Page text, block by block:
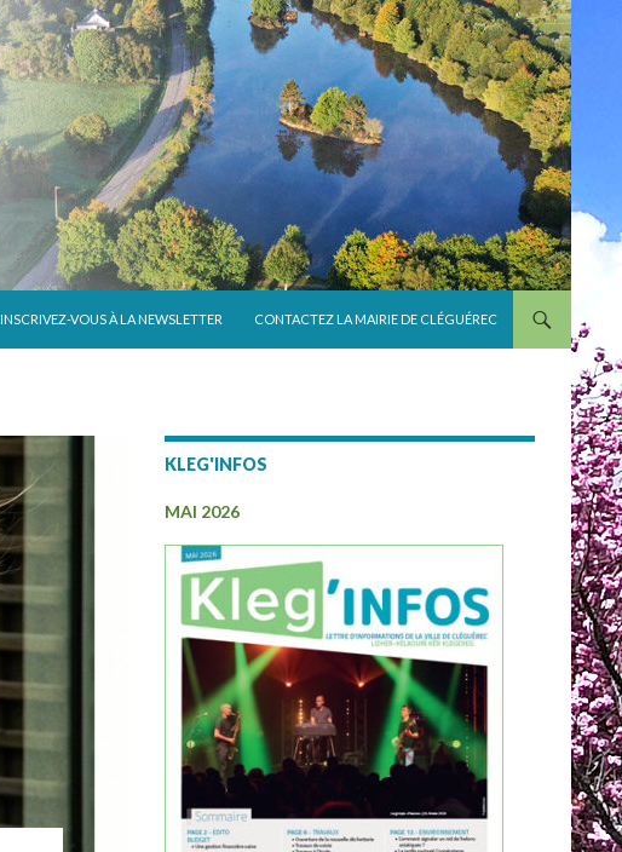
INSCRIVEZ-VOUS À LA NEWSLETTER CONTACTEZ LA MAIRIE DE CLÉGUÉREC
KLEG'INFOS
MAI 2026